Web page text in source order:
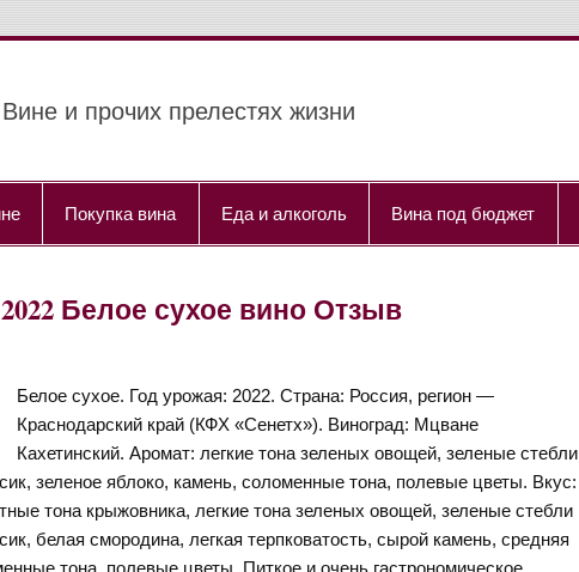
и прочих прелестях жизни
Покупка вина Еда и алкоголь Вина под бюджет
2022 Белое сухое вино Отзыв
Белое сухое. Год урожая: 2022. Страна: Россия, регион —
Краснодарский край (КФХ «Сенетх»). Виноград: Мцване
Кахетинский. Аромат: легкие тона зеленых овощей, зеленые стебли
зеленое яблоко, камень, соломенные тона, полевые цветы. Вкус:
тона крыжовника, легкие тона зеленых овощей, зеленые стебли
белая смородина, легкая терпковатость, сырой камень, средняя
тона, полевые цветы. Питкое и очень гастрономическое.